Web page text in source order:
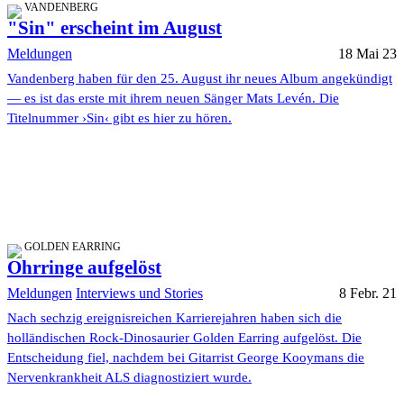
VANDENBERG
"Sin" erscheint im August
Meldungen 18 Mai 23
Vandenberg haben für den 25. August ihr neues Album angekündigt
— es ist das erste mit ihrem neuen Sänger Mats Levén. Die
Titelnummer ›Sin‹ gibt es hier zu hören.
GOLDEN EARRING
Ohrringe aufgelöst
Meldungen Interviews und Stories 8 Febr. 21
Nach sechzig ereignisreichen Karrierejahren haben sich die
holländischen Rock-Dinosaurier Golden Earring aufgelöst. Die
Entscheidung fiel, nachdem bei Gitarrist George Kooymans die
Nervenkrankheit ALS diagnostiziert wurde.